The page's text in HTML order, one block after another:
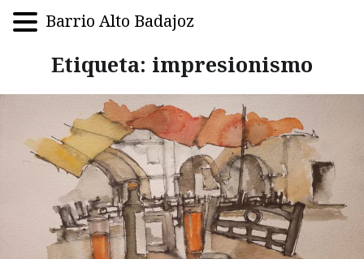
Etiqueta: impresionismo
Barrio Alto Badajoz